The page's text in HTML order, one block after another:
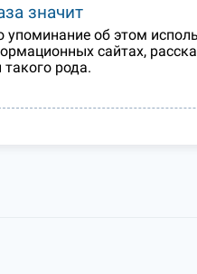
значит
упоминание об этом
сайтах,
рода.